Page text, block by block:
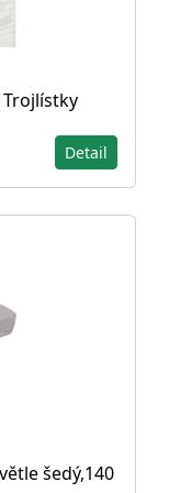
Detail
šedý,140